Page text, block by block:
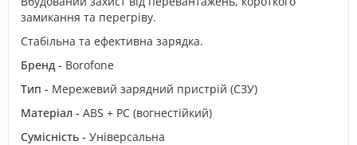
замикання та перегріву.
Стабільна та ефективна зарядка.
Бренд - Borofone
Тип - Мережевий зарядний пристрій (СЗУ)
Матеріал - ABS + PC (вогнестійкий)
Сумісність - Універсальна